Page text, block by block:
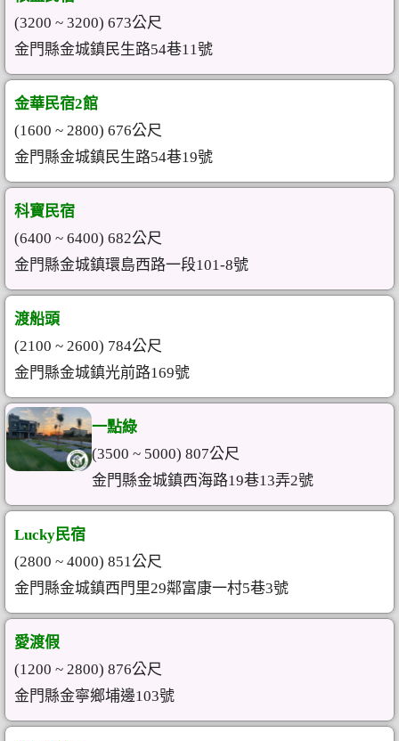
(3200 ~ 3200) 673公尺
金門縣金城鎮民生路54巷11號
金華民宿2館
(1600 ~ 2800) 676公尺
金門縣金城鎮民生路54巷19號
科寶民宿
(6400 ~ 6400) 682公尺
金門縣金城鎮環島西路一段101-8號
渡船頭
(2100 ~ 2600) 784公尺
金門縣金城鎮光前路169號
一點綠
(3500 ~ 5000) 807公尺
金門縣金城鎮西海路19巷13弄2號
Lucky民宿
(2800 ~ 4000) 851公尺
金門縣金城鎮西門里29鄰富康一村5巷3號
愛渡假
(1200 ~ 2800) 876公尺
金門縣金寧鄉埔邊103號